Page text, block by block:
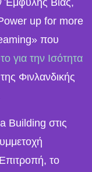
Έμφυλης Βίας,
up for more
που
για την Ισότητα
Φινλανδικής
Building στις
το